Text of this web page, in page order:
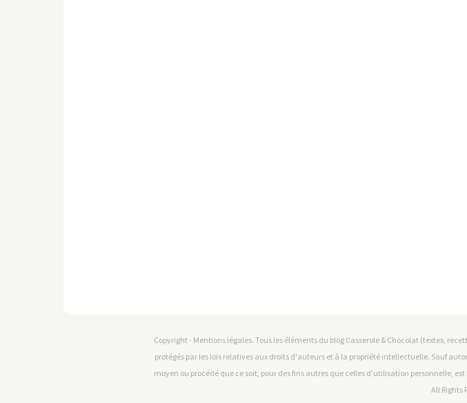
Copyright - Mentions légales. Tous les éléments du blog Casserole & Chocolat (textes,
protégés par les lois relatives aux droits d'auteurs et à la propriété intellectuelle. Sauf
moyen ou procédé que ce soit, pour des fins autres que celles d'utilisation personnelle,
All Rights